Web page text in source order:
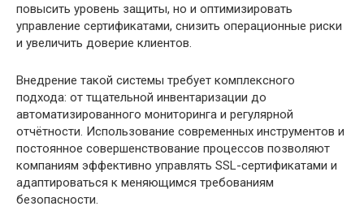
повысить уровень защиты, но и оптимизировать
управление сертификатами, снизить операционные риски
и увеличить доверие клиентов.
Внедрение такой системы требует комплексного
подхода: от тщательной инвентаризации до
автоматизированного мониторинга и регулярной
отчётности. Использование современных инструментов и
постоянное совершенствование процессов позволяют
компаниям эффективно управлять SSL-сертификатами и
адаптироваться к меняющимся требованиям
безопасности.